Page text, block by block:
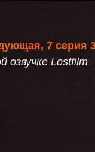
7 серия
озвучке Lostfilm